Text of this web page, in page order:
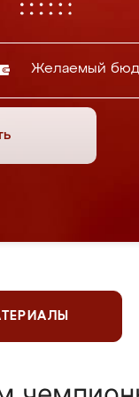
Желаемый